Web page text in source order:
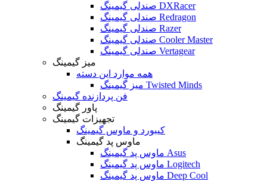
صندلی گیمینگ DXRacer
صندلی گیمینگ Redragon
صندلی گیمینگ Razer
صندلی گیمینگ Cooler Master
صندلی گیمینگ Vertagear
میز گیمینگ
همه موارد این دسته
میز گیمینگ Twisted Minds
فن پردازنده گیمینگ
پاور گیمینگ
تجهیزات گیمینگ
کیبورد و ماوس گیمینگ
ماوس پد گیمینگ
ماوس پد گیمینگ Asus
ماوس پد گیمینگ Logitech
ماوس پد گیمینگ Deep Cool